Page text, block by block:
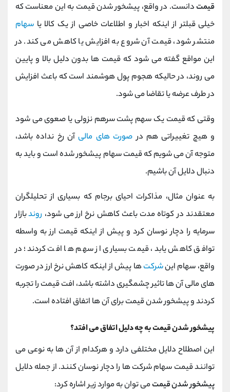
قیمتدانست. در واقع، پیشخور شدن قیمت به این معناست که
خیلی قبلتر از اینکه اخبار و اطلاعات خاصی از یک کالا یا سهام
منتشر شود، قیمت آن شروع به افزایش یا کاهش می کند. در
این مواقع گفته می شود که قیمت ها بدون دلیل بالا و پایین
می روند، در حالیکه هجوم پول هوشمند است که باعث افزایش
در طرف عرضه یا تقاضا می شود.
وقتی که قیمت یک سهم پشت سرهم نزولی یا صعوی می شود
و هیچ تغییراتی هم در صورت های مالیآن رخ نداده باشد،
متوجه آن می شویم که قیمت سهام پیشخور شده است و باید به
دنبال دلایل آن باشیم.
به عنوان مثال، مذاکرات احیای برجام که بسیاری از تحلیلگران
معتقدند در کوتاه مدت باعث کاهش نرخ ارز می شود، روندبازار
سرمایه را دچار نوسان کرد و پیش از اینکه قیمت ارز به واسطه
توافق کاهش یابد، قیمت بسیاری از سهم ها افت کردند؛ در
واقع، سهام اینشرکتها پیش از اینکه کاهش نرخ ارز در صورت
های مالی آن ها تاثیر چشمگیری داشته باشد، افت قیمت را تجربه
کردند و پیشخور شدن قیمت برای آن ها اتفاق افتاده است.
پیشخور شدن قیمت به چه دلیل اتفاق می افتد؟
این اصطلاح دلایل مختلفی دارد و هرکدام از آن ها به نوعی می
توانند قیمت سهام شرکت ها را دچار نوسان کنند. از جمله دلایل
پیشخور شدن قیمتمی توان به موارد زیر اشاره کرد: